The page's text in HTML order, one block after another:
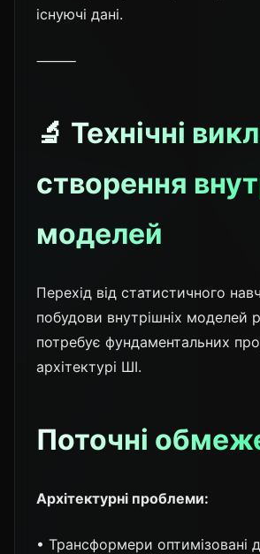
існуючі дані.
⸻
🔬 Технічні
створення
моделей
Перехід від статистичного
побудови внутрішніх моделей
потребує фундаментальних
архітектурі ШІ.
Поточні
Архітектурні проблеми:
• Трансформери оптимізовані